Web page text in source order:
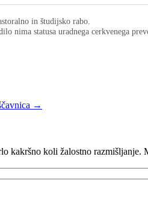
in študijsko rabo.
nima statusa uradnega cerkvenega
→
kakršno koli žalostno razmišljanje.